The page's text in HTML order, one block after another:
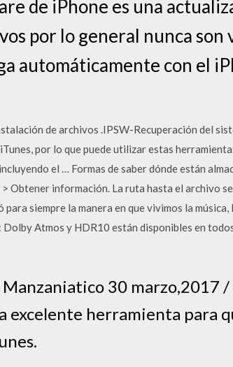
de iPhone es una
por lo general nunca son
automáticamente con el
de archivos .IPSW-Recuperación del
por lo que puede utilizar estas
el … Formas de saber dónde están
Obtener información. La ruta hasta el archivo
siempre la manera en que vivimos la música,
Atmos y HDR10 están disponibles en
30 marzo,2017
excelente herramienta para